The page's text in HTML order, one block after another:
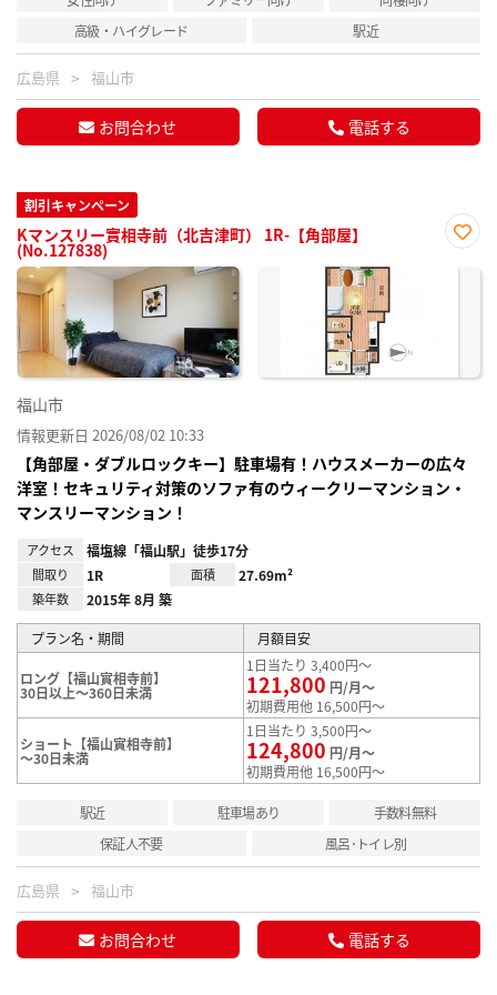
高級・ハイグレード
駅近
広島県 福山市
お問合わせ 電話する
割引キャンペーン
Kマンスリー實相寺前（北吉津町） 1R-【角部屋】
(No.127838)
に入
福山市
情報更新日 2026/08/02 10:33
【角部屋・ダブルロックキー】駐車場有！ハウスメーカーの広々
洋室！セキュリティ対策のソファ有のウィークリーマンション・
マンスリーマンション！
アクセス 福塩線「福山駅」徒歩17分
間取り 1R 面積 27.69m²
築年数 2015年 8月 築
プラン名・期間 月額目安
ロング【福山實相寺前】
30日以上～360日未満
1日当たり 3,400円～
121,800 円/月～
初期費用他 16,500円～
ショート【福山實相寺前】
～30日未満
1日当たり 3,500円～
124,800 円/月～
初期費用他 16,500円～
駅近 駐車場あり
手数料無料
保証人不要
風呂･トイレ別
広島県 福山市
お問合わせ 電話する